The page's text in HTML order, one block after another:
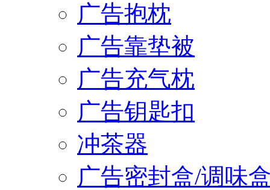
广告抱枕
广告靠垫被
广告充气枕
广告钥匙扣
冲茶器
广告密封盒/调味